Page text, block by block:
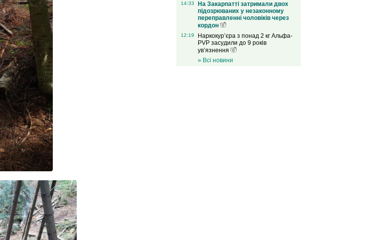
14:33
На Закарпатті затримали двох
підозрюваних у незаконному
переправленні чоловіків через
кордон
12:19
Наркокур’єра з понад 2 кг Альфа-
PVP засудили до 9 років
ув’язнення
» Всі новини